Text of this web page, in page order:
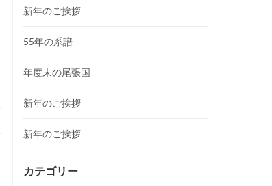
新年のご挨拶
55年の系譜
年度末の尾張国
新年のご挨拶
新年のご挨拶
カテゴリー